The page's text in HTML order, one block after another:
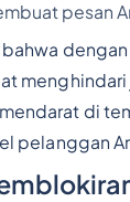
pesan
di
pelanggan